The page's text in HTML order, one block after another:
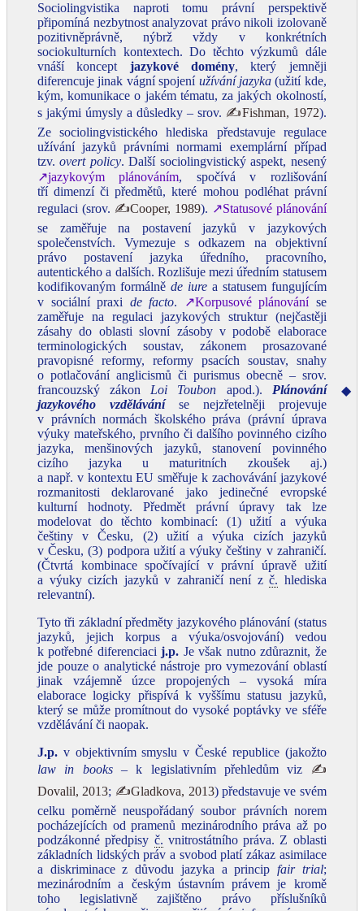
Sociolingvistika naproti tomu právní perspektivě
připomíná nezbytnost analyzovat právo nikoli izolovaně
pozitivněprávně, nýbrž vždy v konkrétních
sociokulturních kontextech. Do těchto výzkumů dále
vnáší koncept jazykové domény, který jemněji
diferencuje jinak vágní spojení užívání jazyka(užití kde,
kým, komunikace o jakém tématu, za jakých okolností,
s jakými úmysly a důsledky – srov. ✍Fishman, 1972).
Ze sociolingvistického hlediska představuje regulace
užívání jazyků právními normami exemplární případ
tzv.overt policy. Další sociolingvistický aspekt, nesený
↗jazykovým plánováním, spočívá v rozlišování
tří dimenzí či předmětů, které mohou podléhat právní
regulaci (srov. ✍Cooper, 1989). ↗Statusové plánování
se zaměřuje na postavení jazyků v jazykových
společenstvích. Vymezuje s odkazem na objektivní
právo postavení jazyka úředního, pracovního,
autentického a dalších. Rozlišuje mezi úředním statusem
kodifikovaným formálně de iurea statusem fungujícím
v sociální praxi de facto. ↗Korpusové plánováníse
zaměřuje na regulaci jazykových struktur (nejčastěji
zásahy do oblasti slovní zásoby v podobě elaborace
terminologických soustav, zákonem prosazované
pravopisné reformy, reformy psacích soustav, snahy
o potlačování anglicismů či purismus obecně – srov.
francouzský zákon Loi Toubon apod.). Plánování
jazykového vzděláváníse nejzřetelněji projevuje
v právních normách školského práva (právní úprava
výuky mateřského, prvního či dalšího povinného cizího
jazyka, menšinových jazyků, stanovení povinného
cizího jazyka u maturitních zkoušek aj.)
a např. v kontextu EU směřuje k zachovávání jazykové
rozmanitosti deklarované jako jedinečné evropské
kulturní hodnoty. Předmět právní úpravy tak lze
modelovat do těchto kombinací: (1) užití a výuka
češtiny v Česku, (2) užití a výuka cizích jazyků
v Česku, (3) podpora užití a výuky češtiny v zahraničí.
(Čtvrtá kombinace spočívající v právní úpravě užití
a výuky cizích jazyků v zahraničí není zč. hlediska
relevantní).
Tyto tři základní předměty jazykového plánování (status
jazyků, jejich korpus a výuka/osvojování) vedou
k potřebné diferenciacij.p. Je však nutno zdůraznit, že
jde pouze o analytické nástroje pro vymezování oblastí
jinak vzájemně úzce propojených – vysoká míra
elaborace logicky přispívá k vyššímu statusu jazyků,
který se může promítnout do vysoké poptávky ve sféře
vzdělávání či naopak.
J.p. v objektivním smyslu v České republice (jakožto
law in books– k legislativním přehledům viz ✍
Dovalil, 2013; ✍Gladkova, 2013) představuje ve svém
celku poměrně neuspořádaný soubor právních norem
pocházejících od pramenů mezinárodního práva až po
podzákonné předpisy č. vnitrostátního práva. Z oblasti
základních lidských práv a svobod platí zákaz asimilace
a diskriminace z důvodu jazyka a principfair trial;
mezinárodním a českým ústavním právem je kromě
toho legislativně zajištěno právo příslušníků
◆